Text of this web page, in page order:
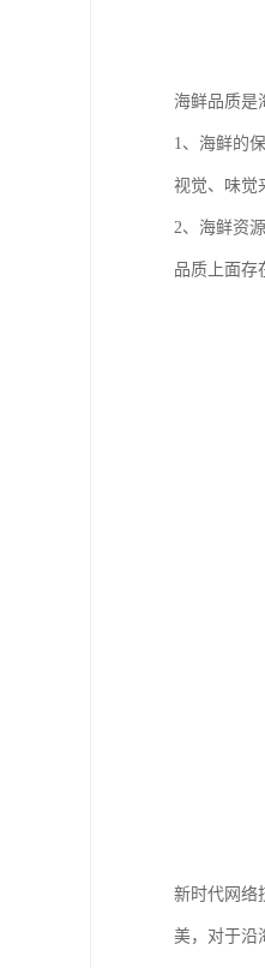
海鲜品质是
1、海鲜的
视觉、味觉
2、海鲜资
品质上面存
新时代网络
美，对于沿